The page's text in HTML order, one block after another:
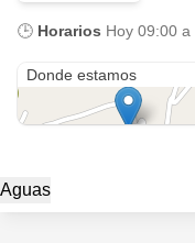
🕒 Horarios Hoy 09:00 a
Donde estamos
Aguas